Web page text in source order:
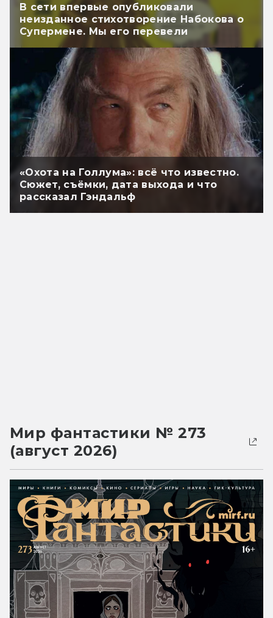
В сети впервые опубликовали
неизданное стихотворение Набокова о
Супермене. Мы его перевели
«Охота на Голлума»: всё что известно.
Сюжет, съёмки, дата выхода и что
рассказал Гэндальф
Мир фантастики № 273
(август 2026)